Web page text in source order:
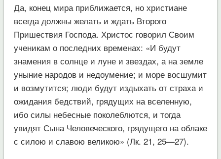
Да, конец мира приближается, но христиане
всегда должны желать и ждать Второго
Пришествия Господа. Христос говорил Своим
ученикам о последних временах: «И будут
знамения в солнце и луне и звездах, а на земле
уныние народов и недоумение; и море восшумит
и возмутится; люди будут издыхать от страха и
ожидания бедствий, грядущих на вселенную,
ибо силы небесные поколеблются, и тогда
увидят Сына Человеческого, грядущего на облаке
с силою и славою великою» (Лк. 21, 25—27).